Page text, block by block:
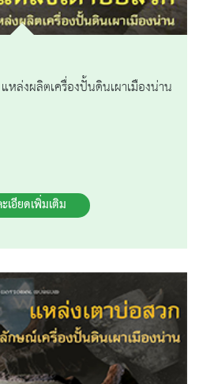
ล่งผลิตเครื่องปั้นดินเผาเมืองน่าน
เอียดเพิ่มเติม